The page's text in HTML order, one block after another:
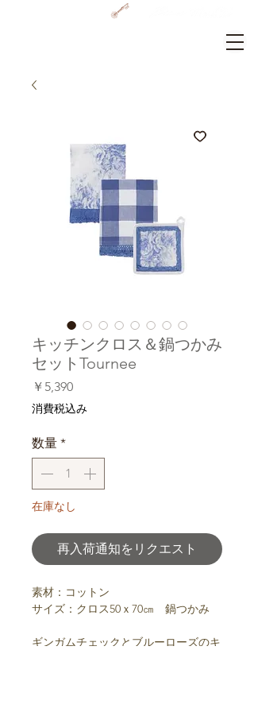
キッチンクロス＆鍋つかみ
セットTournee
￥5,390価
格
消費税込み
数量 *
在庫なし
再入荷通知をリクエスト
素材：コットン
サイズ：クロス50ｘ70㎝ 鍋つかみ
ギンガムチェックとブルーローズのキ